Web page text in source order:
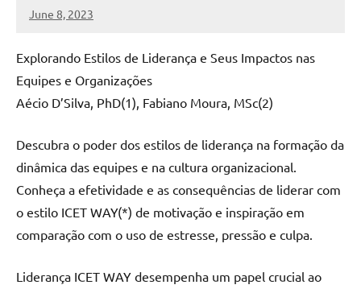
June 8, 2023
MyBelo
No
Explorando Estilos de Liderança e Seus Impactos nas
Equipes e Organizações
Aécio D’Silva, PhD(1), Fabiano Moura, MSc(2)
Descubra o poder dos estilos de liderança na formação da
dinâmica das equipes e na cultura organizacional.
Conheça a efetividade e as consequências de liderar com
o estilo ICET WAY(*) de motivação e inspiração em
comparação com o uso de estresse, pressão e culpa.
Liderança ICET WAY desempenha um papel crucial ao